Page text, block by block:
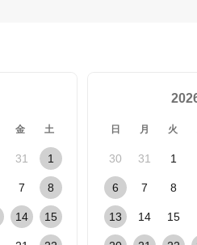
金 土
31 1
7 8
14 15
日 月 火
30 31 1
6 7 8
13 14 15